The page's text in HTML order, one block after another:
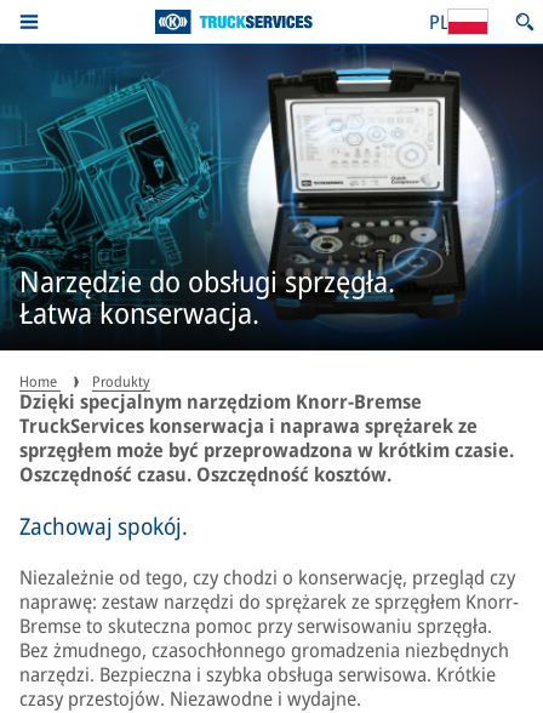
PL
Narzędzie do obsługi sprzęgła.
Łatwa konserwacja.
Home Produkty
Dzięki specjalnym narzędziom Knorr-Bremse
TruckServices konserwacja i naprawa sprężarek ze
sprzęgłem może być przeprowadzona w krótkim czasie.
Oszczędność czasu. Oszczędność kosztów.
Zachowaj spokój.
Niezależnie od tego, czy chodzi o konserwację, przegląd czy
naprawę: zestaw narzędzi do sprężarek ze sprzęgłem Knorr-
Bremse to skuteczna pomoc przy serwisowaniu sprzęgła.
Bez żmudnego, czasochłonnego gromadzenia niezbędnych
narzędzi. Bezpieczna i szybka obsługa serwisowa. Krótkie
czasy przestojów. Niezawodne i wydajne.